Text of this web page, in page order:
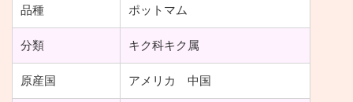
品種 ポットマム
分類 キク科キク属
原産国 アメリカ 中国